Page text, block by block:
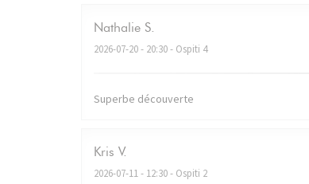
Nathalie S
2026-07-20- 20:30 - Ospiti 4
Superbe découverte
Kris V
2026-07-11- 12:30 - Ospiti 2